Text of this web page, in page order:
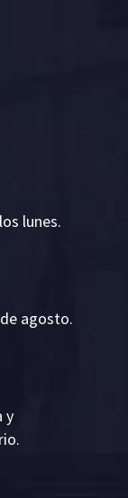
lunes.
agosto.
y